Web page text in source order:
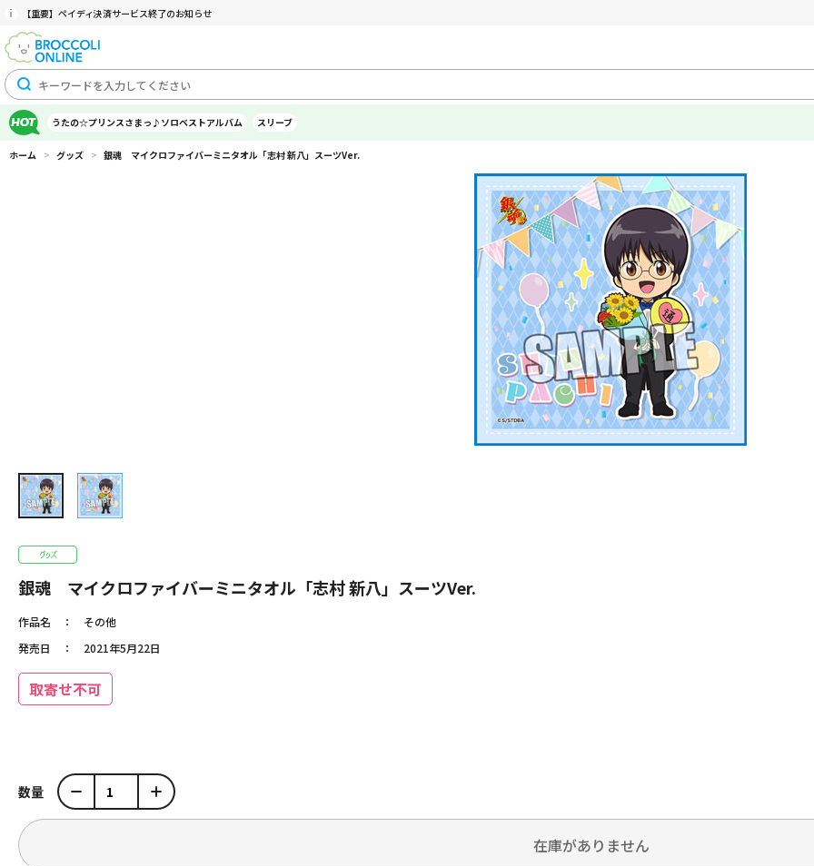
【重要】ペイディ決済サービス終了のお知らせ
うたの☆プリンスさまっ♪ソロベストアルバム スリーブ
ホーム > グッズ > 銀魂 マイクロファイバーミニタオル「志村 新八」スーツVer.
銀魂 マイクロファイバーミニタオル「志村 新八」スーツVer.
作品名
その他
発売日
2021年5月22日
取寄せ不可
数量
在庫がありません